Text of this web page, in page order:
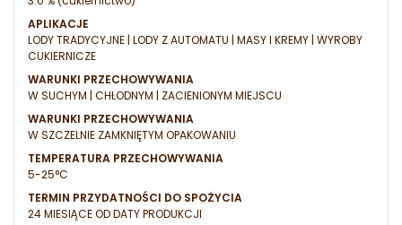
APLIKACJE
LODY TRADYCYJNE | LODY Z AUTOMATU | MASY I KREMY | WYROBY
CUKIERNICZE
WARUNKI PRZECHOWYWANIA
W SUCHYM | CHŁODNYM | ZACIENIONYM MIEJSCU
WARUNKI PRZECHOWYWANIA
W SZCZELNIE ZAMKNIĘTYM OPAKOWANIU
TEMPERATURA PRZECHOWYWANIA
5-25°C
TERMIN PRZYDATNOŚCI DO SPOŻYCIA
24 MIESIĄCE OD DATY PRODUKCJI